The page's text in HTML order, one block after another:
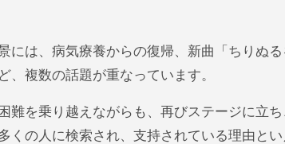
には、病気療養からの復帰、新曲「ちりぬ
複数の話題が重なっています。
難を乗り越えながらも、再びステージに立
の人に検索され、支持されている理由とい